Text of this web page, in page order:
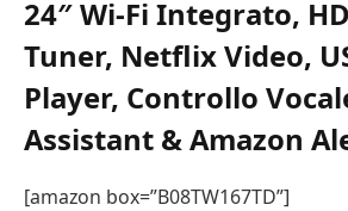
24″ Wi-Fi Integrato,
Tuner, Netflix Video,
Player, Controllo
Assistant & Amazon
[amazon box=”B08TW167TD”]